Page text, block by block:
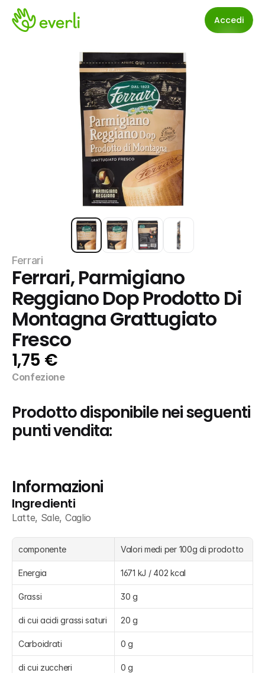
Accedi
Ferrari
Ferrari, Parmigiano
Reggiano Dop Prodotto Di
Montagna Grattugiato
Fresco
1,75 €
Confezione
Prodotto disponibile nei seguenti
punti vendita:
Informazioni
Ingredienti
Latte, Sale, Caglio
componente Valori medi per 100g di prodotto
Energia 1671 kJ / 402 kcal
Grassi 30 g
di cui acidi grassi saturi 20 g
Carboidrati 0 g
di cui zuccheri 0 g